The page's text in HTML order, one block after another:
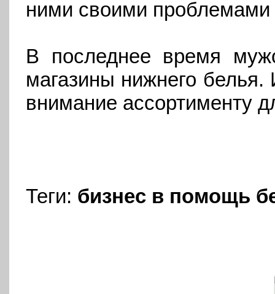
ними своими
В последнее время
магазины нижнего
внимание ассортименту
Теги: бизнес в помощь